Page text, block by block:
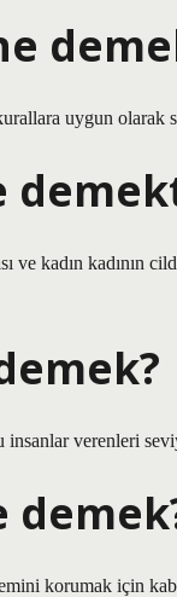
uygun olarak
kadın kadının
insanlar verenleri
korumak için